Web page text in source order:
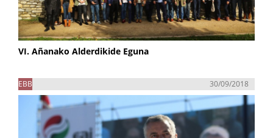
VI. Añanako Alderdikide Eguna
EBB 30/09/2018